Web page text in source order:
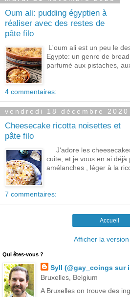
Oum ali: pudding égyptien à
réaliser avec des restes de
pâte filo
L'oum ali est un peu le
Egypte: un genre de
parfumé aux pistaches,
4 commentaires:
vendredi 18 décembre 2020
Cheesecake ricotta noisettes et
pâte filo
J'adore les
cuite, et je vous en ai
amélanches , léger à la
7 commentaires:
Accueil
Afficher la
Qui êtes-vous ?
Syll (@gay_coings sur
Bruxelles, Belgium
A Bruxelles on trouve des